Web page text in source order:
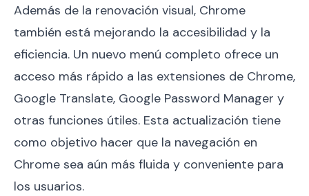
Además de la renovación visual, Chrome
también está mejorando la accesibilidad y la
eficiencia. Un nuevo menú completo ofrece un
acceso más rápido a las extensiones de Chrome,
Google Translate, Google Password Manager y
otras funciones útiles. Esta actualización tiene
como objetivo hacer que la navegación en
Chrome sea aún más fluida y conveniente para
los usuarios.